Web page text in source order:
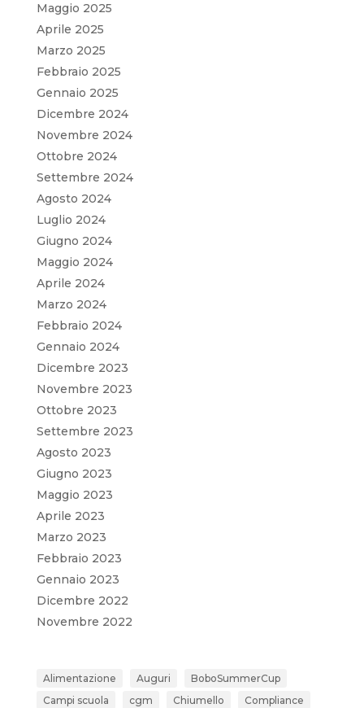
Maggio 2025
Aprile 2025
Marzo 2025
Febbraio 2025
Gennaio 2025
Dicembre 2024
Novembre 2024
Ottobre 2024
Settembre 2024
Agosto 2024
Luglio 2024
Giugno 2024
Maggio 2024
Aprile 2024
Marzo 2024
Febbraio 2024
Gennaio 2024
Dicembre 2023
Novembre 2023
Ottobre 2023
Settembre 2023
Agosto 2023
Giugno 2023
Maggio 2023
Aprile 2023
Marzo 2023
Febbraio 2023
Gennaio 2023
Dicembre 2022
Novembre 2022
Alimentazione Auguri
BoboSummerCup
Campi scuola
cgm Chiumello
Compliance